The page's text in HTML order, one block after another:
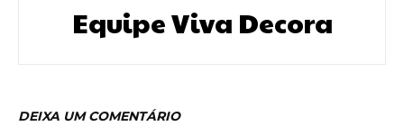
Equipe Viva Decora
DEIXA UM COMENTÁRIO